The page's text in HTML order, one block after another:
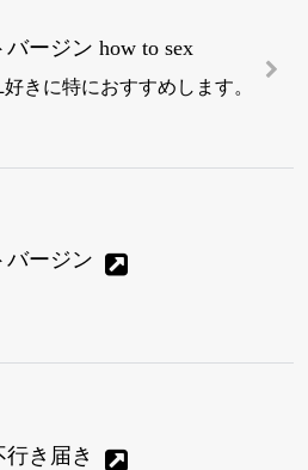
バージン how to sex
きに特におすすめします。
バージン
き届き